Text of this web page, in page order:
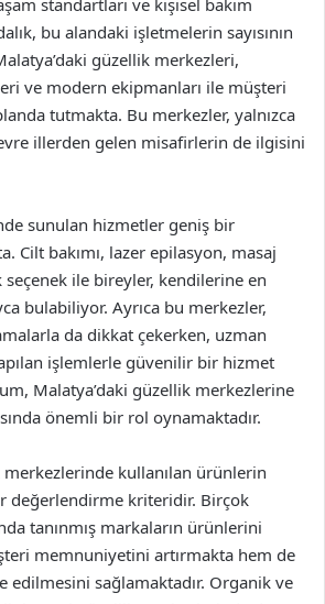
standartları ve kişisel bakım
bu alandaki işletmelerin sayısının
güzellik merkezleri,
ve modern ekipmanları ile müşteri
tutmakta. Bu merkezler, yalnızca
illerden gelen misafirlerin de ilgisini
sunulan hizmetler geniş bir
Cilt bakımı, lazer epilasyon, masaj
ile bireyler, kendilerine en
bulabiliyor. Ayrıca bu merkezler,
da dikkat çekerken, uzman
işlemlerle güvenilir bir hizmet
Malatya’daki güzellik merkezlerine
önemli bir rol oynamaktadır.
merkezlerinde kullanılan ürünlerin
değerlendirme kriteridir. Birçok
tanınmış markaların ürünlerini
memnuniyetini artırmakta hem de
edilmesini sağlamaktadır. Organik ve